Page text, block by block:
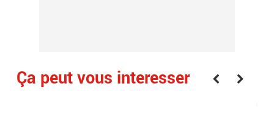
Ça peut vous interesser